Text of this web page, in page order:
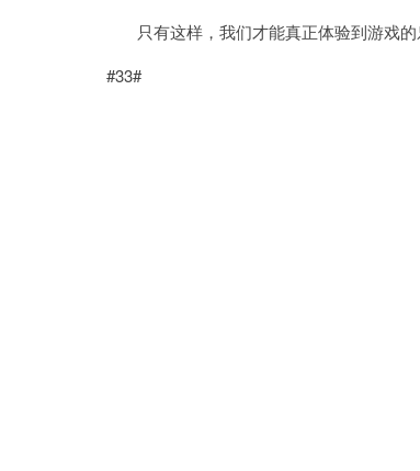
只有这样，我们才能真正体验到游戏的
#33#